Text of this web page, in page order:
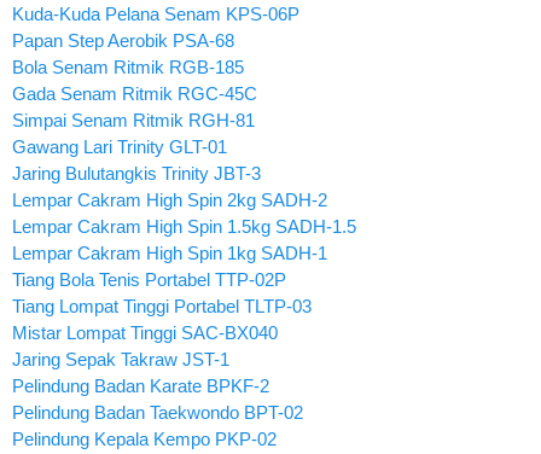
Kuda-Kuda Pelana Senam KPS-06P
Papan Step Aerobik PSA-68
Bola Senam Ritmik RGB-185
Gada Senam Ritmik RGC-45C
Simpai Senam Ritmik RGH-81
Gawang Lari Trinity GLT-01
Jaring Bulutangkis Trinity JBT-3
Lempar Cakram High Spin 2kg SADH-2
Lempar Cakram High Spin 1.5kg SADH-1.5
Lempar Cakram High Spin 1kg SADH-1
Tiang Bola Tenis Portabel TTP-02P
Tiang Lompat Tinggi Portabel TLTP-03
Mistar Lompat Tinggi SAC-BX040
Jaring Sepak Takraw JST-1
Pelindung Badan Karate BPKF-2
Pelindung Badan Taekwondo BPT-02
Pelindung Kepala Kempo PKP-02